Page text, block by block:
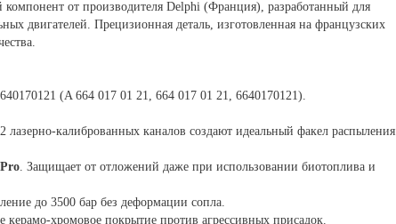
от производителя Delphi (Франция), разработанный для
двигателей. Прецизионная деталь, изготовленная на французских
(A 664 017 01 21, 664 017 01 21, 6640170121).
лазерно-калиброванных каналов создают идеальный факел распыления
. Защищает от отложений даже при использовании биотоплива и
до 3500 бар без деформации сопла.
керамо-хромовое покрытие против агрессивных присадок.